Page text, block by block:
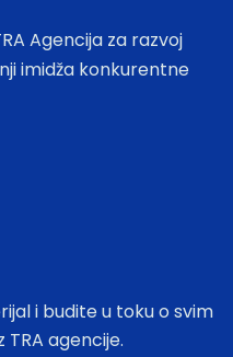
Agencija za razvoj
imidža konkurentne
i budite u toku o svim
agencije.